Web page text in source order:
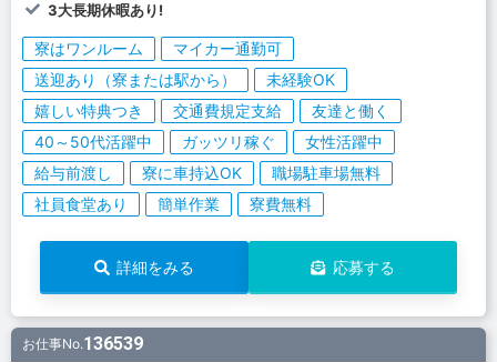
3大長期休暇あり!
寮はワンルーム
マイカー通勤可
送迎あり（寮または駅から）
未経験OK
嬉しい特典つき
交通費規定支給
友達と働く
40～50代活躍中
ガッツリ稼ぐ
女性活躍中
給与前渡し
寮に車持込OK
職場駐車場無料
社員食堂あり
簡単作業 寮費無料
詳細をみる 応募する
お仕事No.136539